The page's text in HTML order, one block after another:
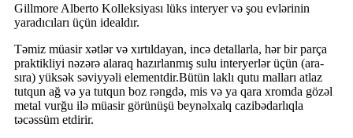
Gillmore Alberto Kolleksiyası lüks interyer və şou evlərinin
yaradıcıları üçün idealdır.
Təmiz müasir xətlər və xırtıldayan, incə detallarla, hər bir parça
praktikliyi nəzərə alaraq hazırlanmış sulu interyerlər üçün (ara-
sıra) yüksək səviyyəli elementdir.Bütün laklı qutu malları atlaz
tutqun ağ və ya tutqun boz rəngdə, mis və ya qara xromda gözəl
metal vurğu ilə müasir görünüşü beynəlxalq cazibədarlıqla
təcəssüm etdirir.